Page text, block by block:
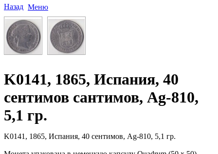
Назад Меню
K0141, 1865, Испания, 40
сентимов сантимов, Ag-810,
5,1 гр.
K0141, 1865, Испания, 40 сентимов, Ag-810, 5,1 гр.